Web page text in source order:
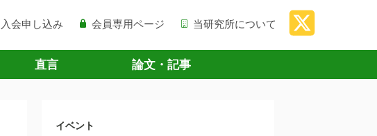
入会申し込み 会員専用ページ 当研究所について
直言 論文・記事
イベント